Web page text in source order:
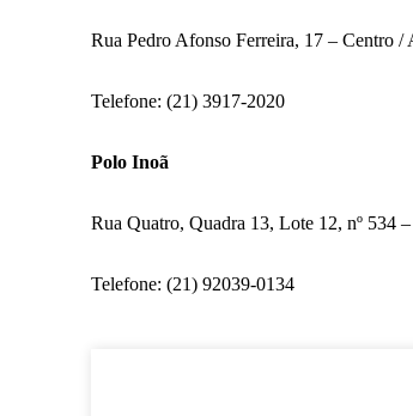
Rua Pedro Afonso Ferreira, 17 – Centro
Telefone: (21) 3917-2020
Polo Inoã
Rua Quatro, Quadra 13, Lote 12, nº 534
Telefone: (21) 92039-0134